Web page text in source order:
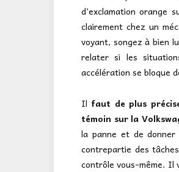
d’exclamation orange
clairement chez un
voyant, songez à bien
relater si les
accélération se bloque
Il faut de plus
témoin sur la
la panne et de
contrepartie des
contrôle vous-même. Il